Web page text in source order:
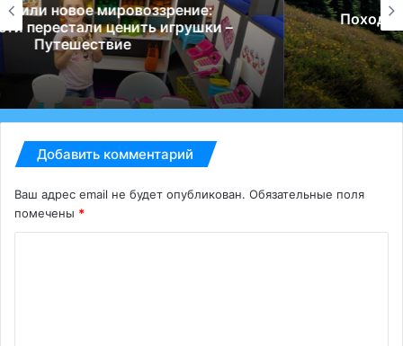
Поход в горы: особенности безопасного
отдыха – Путешествие
Добавить комментарий
Ваш адрес email не будет опубликован. Обязательные поля
помечены *